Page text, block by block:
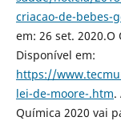
criacao-de-bebes-
em: 26 set. 2020.O
Disponível em:
https://
lei-de-moore-.htm.
Química 2020 vai